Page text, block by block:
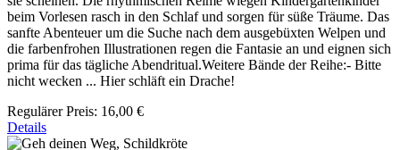
beim Vorlesen rasch in den Schlaf und sorgen für süße Träume. Das
sanfte Abenteuer um die Suche nach dem ausgebüxten Welpen und
die farbenfrohen Illustrationen regen die Fantasie an und eignen sich
prima für das tägliche Abendritual.Weitere Bände der Reihe:- Bitte
nicht wecken ... Hier schläft ein Drache!
Regulärer Preis: 16,00 €
Details